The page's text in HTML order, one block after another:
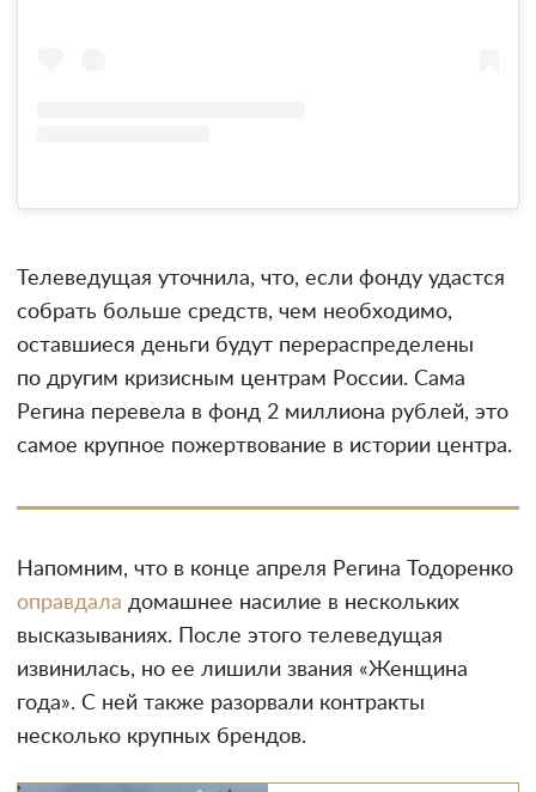
Телеведущая уточнила, что, если фонду удастся
собрать больше средств, чем необходимо,
оставшиеся деньги будут перераспределены
по другим кризисным центрам России. Сама
Регина перевела в фонд 2 миллиона рублей, это
самое крупное пожертвование в истории центра.
Напомним, что в конце апреля Регина Тодоренко
оправдала домашнее насилие в нескольких
высказываниях. После этого телеведущая
извинилась, но ее лишили звания «Женщина
года». С ней также разорвали контракты
несколько крупных брендов.